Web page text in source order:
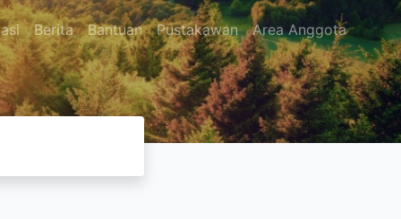
Berita Bantuan Pustakawan Area Anggota